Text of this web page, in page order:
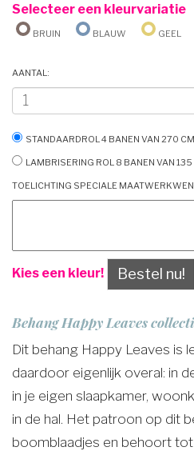
Selecteer een kleurvariatie
Bruin
Blauw Geel
Aantal:
Standaardrol 4 banen van 270 cm
Lambrisering rol 8 banen van 135
Toelichting speciale
Kies een kleur! Bestel nu!
Behang Happy Leaves
Dit behang Happy Leaves is
daardoor eigenlijk overal: in
in je eigen slaapkamer,
in de hal. Het patroon op dit
boomblaadjes en behoort